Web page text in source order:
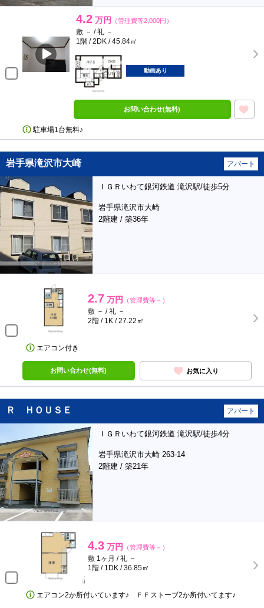
4.2 万円 （管理費等2,000円）
敷 － / 礼 －
1階 / 2DK / 45.84㎡
動画あり
お問い合わせ(無料)
駐車場1台無料♪
岩手県滝沢市大崎 アパート
ＩＧＲいわて銀河鉄道 滝沢駅/徒歩5分
岩手県滝沢市大崎
2階建 / 築36年
2.7 万円 （管理費等－）
敷 － / 礼 －
2階 / 1K / 27.22㎡
エアコン付き
お問い合わせ(無料) お気に入り
Ｒ ＨＯＵＳＥ アパート
ＩＧＲいわて銀河鉄道 滝沢駅/徒歩4分
岩手県滝沢市大崎 263-14
2階建 / 築21年
4.3 万円 （管理費等－）
敷 1ヶ月 / 礼 －
1階 / 1DK / 36.85㎡
エアコン2か所付いています♪ ＦＦストーブ2か所付いてます♪